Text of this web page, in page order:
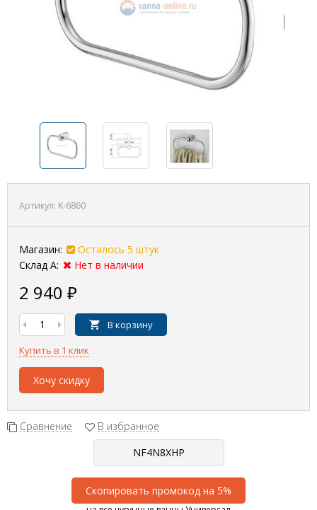
Артикул: K-6860
Магазин:
Осталось 5 штук
Склад А:
Нет в наличии
2 940 ₽
В корзину
Купить в 1 клик
Хочу скидку
Сравнение В избранное
Скопировать промокод на 5%